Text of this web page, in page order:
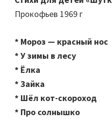
Прокофьев 1969 г
* Мороз — красный нос
* У зимы в лесу
* Ёлка
* Зайка
* Шёл кот-скороход
* Про солнышко